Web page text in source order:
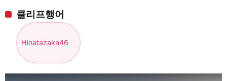
클리프행어
Hinatazaka46